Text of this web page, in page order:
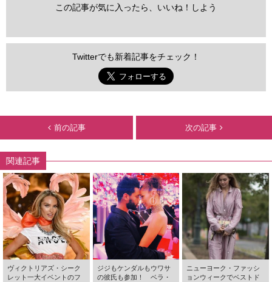
この記事が気に入ったら、いいね！しよう
Twitterでも新着記事をチェック！
前の記事 次の記事
関連記事
ヴィクトリアズ・シーク
レット一大イベントのフ
ジジもケンダルもウワサ
の彼氏も参加！ ベラ・
ニューヨーク・ファッシ
ョンウィークでベストド